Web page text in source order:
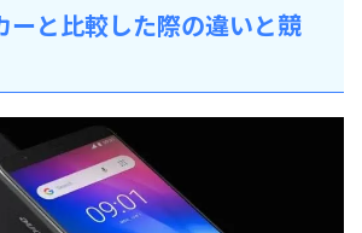
ーと比較した際の違いと競